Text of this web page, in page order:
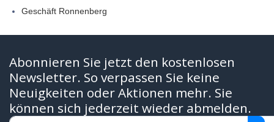
Geschäft Ronnenberg
Abonnieren Sie jetzt den kostenlosen
Newsletter. So verpassen Sie keine
Neuigkeiten oder Aktionen mehr. Sie
können sich jederzeit wieder abmelden.